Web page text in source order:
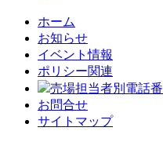
ホーム
お知らせ
イベント情報
ポリシー関連
売場担当者別電話
お問合せ
サイトマップ